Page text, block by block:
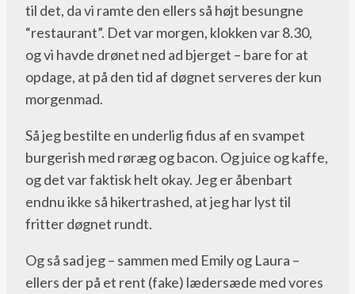
til det, da vi ramte den ellers så højt besungne
“restaurant”. Det var morgen, klokken var 8.30,
og vi havde drønet ned ad bjerget – bare for at
opdage, at på den tid af døgnet serveres der kun
morgenmad.
Så jeg bestilte en underlig fidus af en svampet
burgerish med røræg og bacon. Og juice og kaffe,
og det var faktisk helt okay. Jeg er åbenbart
endnu ikke så hikertrashed, at jeg har lyst til
fritter døgnet rundt.
Og så sad jeg – sammen med Emily og Laura –
ellers der på et rent (fake) lædersæde med vores